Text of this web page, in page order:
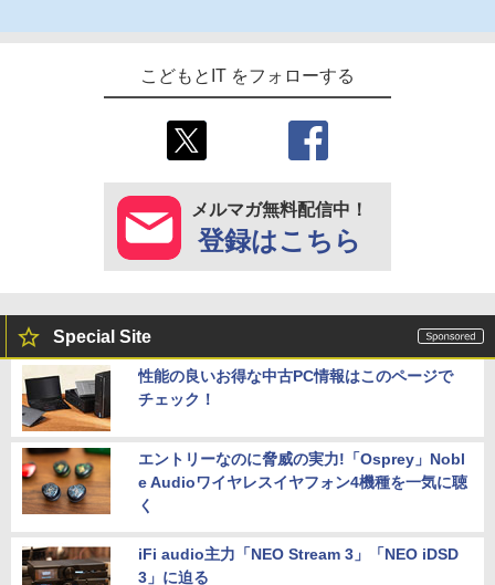
こどもとIT をフォローする
メルマガ無料配信中！
登録はこちら
Special Site
性能の良いお得な中古PC情報はこのページで
チェック！
エントリーなのに脅威の実力!「Osprey」Nobl
e Audioワイヤレスイヤフォン4機種を一気に聴
く
iFi audio主力「NEO Stream 3」「NEO iDSD
3」に迫る